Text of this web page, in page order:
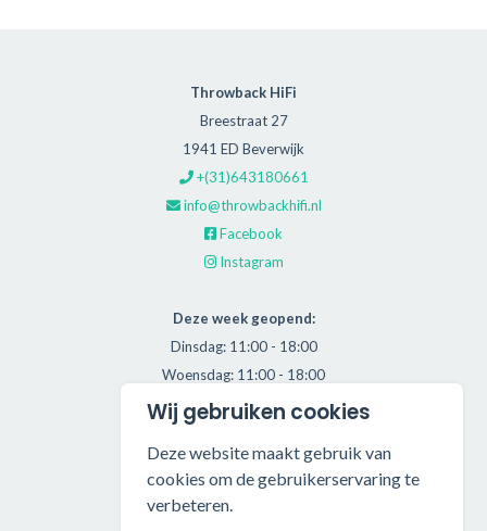
Throwback HiFi
Breestraat 27
1941 ED Beverwijk
+(31)643180661
info@throwbackhifi.nl
Facebook
Instagram
Deze week geopend:
Dinsdag: 11:00 - 18:00
Woensdag: 11:00 - 18:00
Donderdag: 11:00 - 21:00
Zaterdag: 11:00 - 17:00
Alle getoonde prijzen zijn incl. BTW.
Wij gebruiken cookies
Deze website maakt gebruik van
cookies om de gebruikerservaring te
verbeteren.